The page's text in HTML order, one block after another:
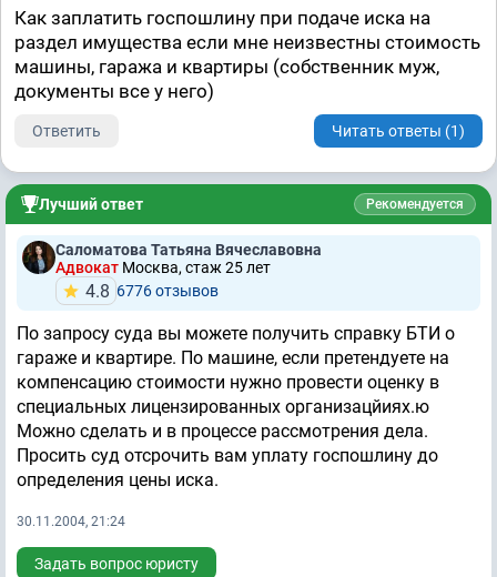
Как заплатить госпошлину при подаче иска на
раздел имущества если мне неизвестны стоимость
машины, гаража и квартиры (собственник муж,
документы все у него)
Ответить Читать ответы (1)
Лучший ответ Рекомендуется
Саломатова Татьяна Вячеславовна
Адвокат Москва, стаж 25 лет
4.8 6776 отзывов
По запросу суда вы можете получить справку БТИ о
гараже и квартире. По машине, если претендуете на
компенсацию стоимости нужно провести оценку в
специальных лицензированных организацйиях.ю
Можно сделать и в процессе рассмотрения дела.
Просить суд отсрочить вам уплату госпошлину до
определения цены иска.
30.11.2004, 21:24
Задать вопрос юристу